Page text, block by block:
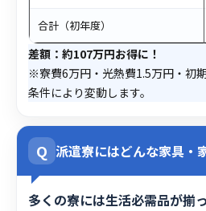
合計（初年度）
差額：約107万円お得に！
※寮費6万円・光熱費1.5万円・初
条件により変動します。
Q 派遣寮にはどんな家具・
多くの寮には生活必需品が揃っ